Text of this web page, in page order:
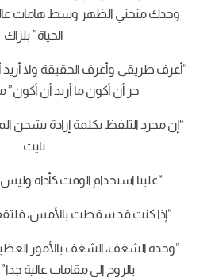
وحدك منحني الظهر وسط هامات
الحياة” بلزاك
“أعرف طريقي وأعرف الحقيقة ولا أريد
حر أن أكون ما أريد أن
“إن مجرد التلفظ بكلمة إرادة يشحن
نايت
“علينا استخدام الوقت كأداة
“إذا كنت قد سقطت بالأمس،
“وحده الشغف، الشغف بالأمور
بالروح إلى مقامات عالية